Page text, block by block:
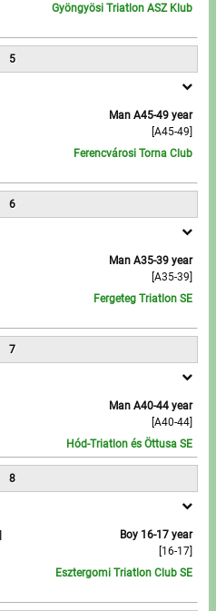
Gyöngyösi Triatlon ASZ Klub
5
Man A45-49 year
[A45-49]
Ferencvárosi Torna Club
6
Man A35-39 year
[A35-39]
Fergeteg Triatlon SE
7
Man A40-44 year
[A40-44]
Hód-Triatlon és Öttusa SE
8
Boy 16-17 year
[16-17]
Esztergomi Triatlon Club SE